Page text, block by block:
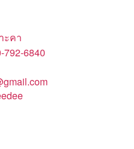
ะคา
792-6840